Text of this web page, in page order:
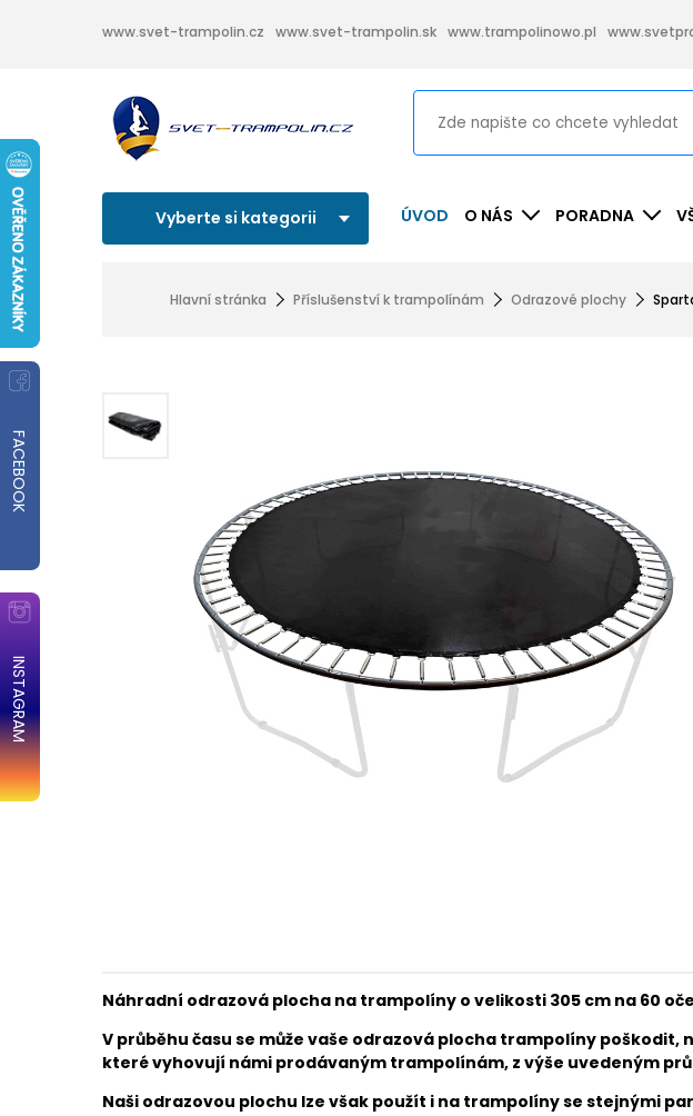
FACEBOOK
INSTAGRAM
www.svet-trampolin.cz www.svet-trampolin.sk www.trampolinowo.pl
Vyberte si kategorii ÚVOD O NÁS PORADNA
Hlavní stránka Příslušenství k trampolínám Odrazové plochy
Náhradní odrazová plocha na trampolíny o velikosti 305 cm na 60
V průběhu času se může vaše odrazová plocha trampolíny
které vyhovují námi prodávaným trampolínám, z výše uvedeným
Naši odrazovou plochu lze však použít i na trampolíny se stejnými